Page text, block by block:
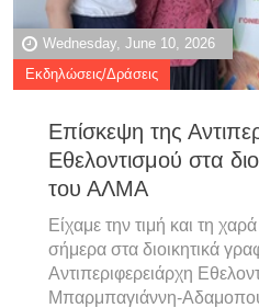
Wednesday, June 10, 2026
Εκδηλώσεις/Δράσεις
Επίσκεψη της
Εθελοντισμού στα
του ΑΛΜΑ
Είχαμε την τιμή και τη
σήμερα στα διοικητικά
Αντιπεριφερειάρχη
Μπαρμπαγιάννη-